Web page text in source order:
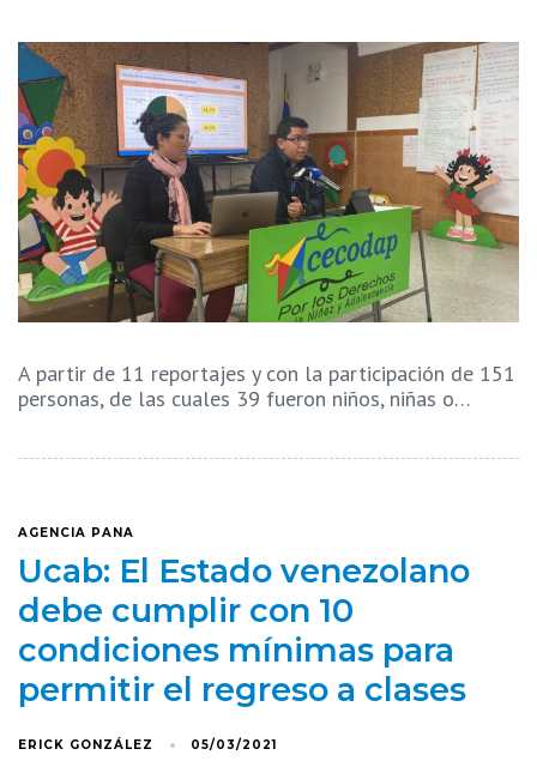
A partir de 11 reportajes y con la participación de 151
personas, de las cuales 39 fueron niños, niñas o…
AGENCIA PANA
Ucab: El Estado venezolano
debe cumplir con 10
condiciones mínimas para
permitir el regreso a clases
ERICK GONZÁLEZ 05/03/2021